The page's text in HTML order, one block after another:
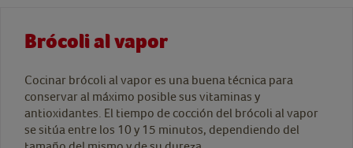
Brócoli al vapor
Cocinar brócoli al vapor es una buena técnica para
conservar al máximo posible sus vitaminas y
antioxidantes. El tiempo de cocción del brócoli al vapor
se sitúa entre los 10 y 15 minutos, dependiendo del